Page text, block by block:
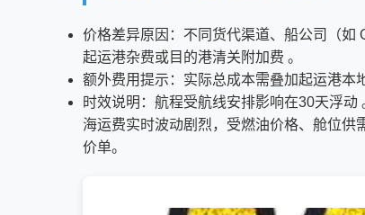
价格差异原因：不同货代渠道、船公司（
起运港杂费或目的港清关附加费 。
额外费用提示：实际总成本需叠加起运港本
时效说明：航程受航线安排影响在30天浮动
海运费实时波动剧烈，受燃油价格、舱位
价单。